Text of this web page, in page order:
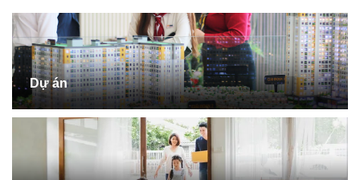
Dự án